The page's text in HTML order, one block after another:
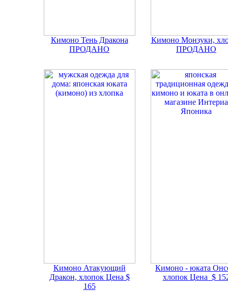
Кимоно Тень Дракона
ПРОДАНО
Кимоно Монзуки,
ПРОДАНО
Кимоно Атакующий
Дракон, хлопок Цена $
165
Кимоно - юката
хлопок Цена $